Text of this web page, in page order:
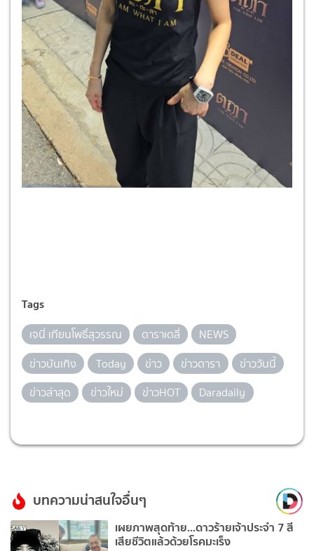
Tags
เจนี่ เทียนโพธิ์สุวรรณ ดาราเดลี่
NEWS
ข่าวบันเทิง
Today ข่าว ข่าวดารา
ข่าววันนี้
ข่าวล่าสุด
ข่าวใหม่ ข่าวHOT Daradaily
บทความน่าสนใจอื่นๆ
เผยภาพสุดท้าย...ดาวร้ายเจ้าประจำ 7 สี
เสียชีวิตแล้วด้วยโรคมะเร็ง